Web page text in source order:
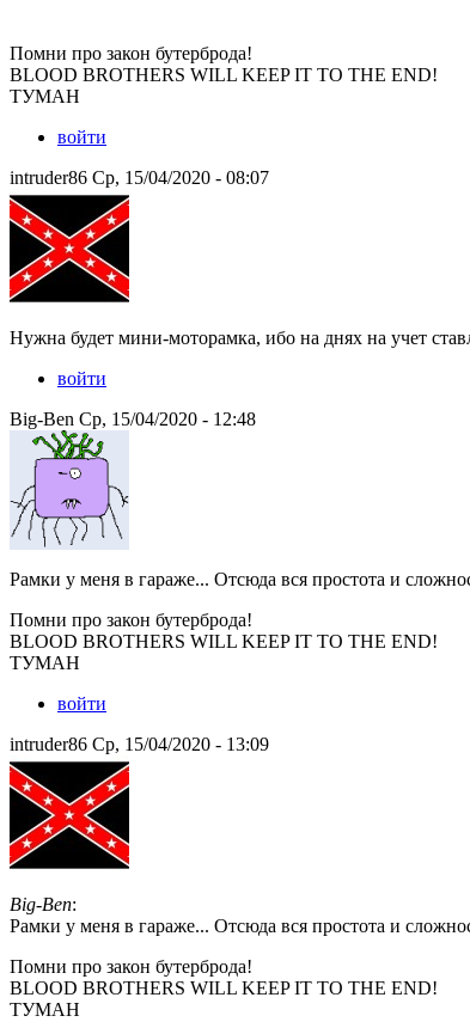
Помни про закон бутерброда!
BLOOD BROTHERS WILL KEEP IT TO THE END!
ТУМАН
войти
intruder86 Ср, 15/04/2020 - 08:07
Нужна будет мини-моторамка, ибо на днях на учет
войти
Big-Ben Ср, 15/04/2020 - 12:48
Рамки у меня в гараже... Отсюда вся простота и
Помни про закон бутерброда!
BLOOD BROTHERS WILL KEEP IT TO THE END!
ТУМАН
войти
intruder86 Ср, 15/04/2020 - 13:09
Big-Ben:
Рамки у меня в гараже... Отсюда вся простота и
Помни про закон бутерброда!
BLOOD BROTHERS WILL KEEP IT TO THE END!
ТУМАН